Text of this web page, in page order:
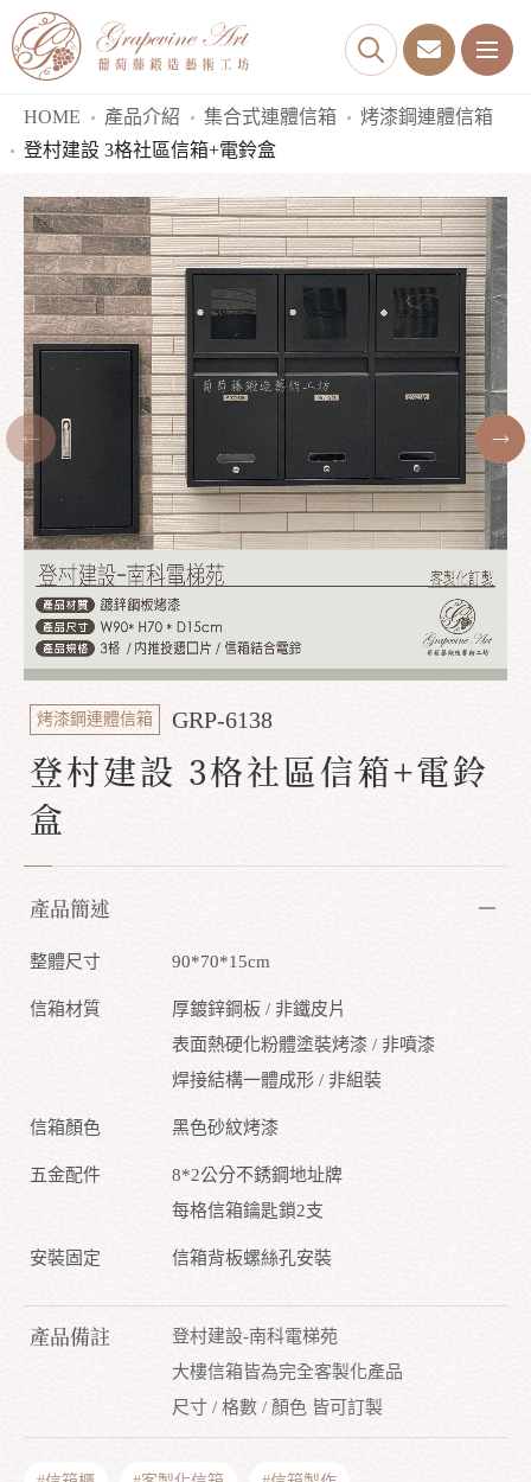
HOME 產品介紹 集合式連體信箱
烤漆鋼連體信箱
登村建設 3格社區信箱+電鈴盒
烤漆鋼連體信箱 GRP-6138
登村建設 3格社區信箱+電鈴
盒
產品簡述
整體尺寸 90*70*15cm
信箱材質
厚鍍鋅鋼板 / 非鐵皮片
表面熱硬化粉體塗裝烤漆 / 非噴漆
焊接結構一體成形 / 非組裝
信箱顏色 黑色砂紋烤漆
五金配件
8*2公分不銹鋼地址牌
每格信箱鑰匙鎖2支
安裝固定 信箱背板螺絲孔安裝
產品備註
登村建設-南科電梯苑
大樓信箱皆為完全客製化產品
尺寸 / 格數 / 顏色 皆可訂製